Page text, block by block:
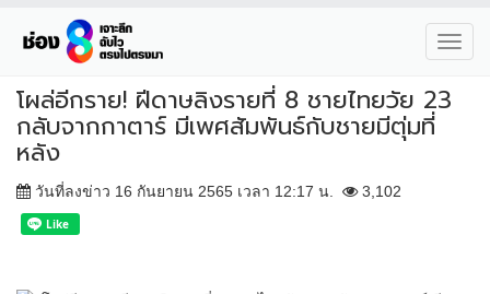
โผล่อีกราย! ฝีดาษลิงรายที่ 8 ชายไทยวัย 23
กลับจากกาตาร์ มีเพศสัมพันธ์กับชายมีตุ่มที่
หลัง
วันที่ลงข่าว 16 กันยายน 2565 เวลา 12:17 น. 3,102